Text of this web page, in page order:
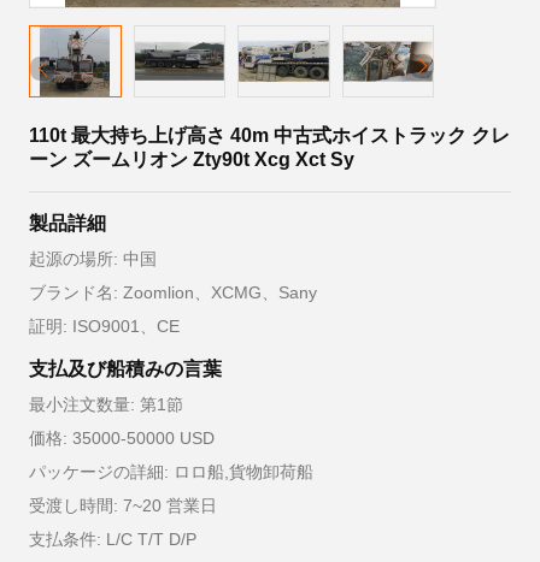
110t 最大持ち上げ高さ 40m 中古式ホイストラック クレ
ーン ズームリオン Zty90t Xcg Xct Sy
製品詳細
起源の場所: 中国
ブランド名: Zoomlion、XCMG、Sany
証明: ISO9001、CE
支払及び船積みの言葉
最小注文数量: 第1節
価格: 35000-50000 USD
パッケージの詳細: ロロ船,貨物卸荷船
受渡し時間: 7~20 営業日
支払条件: L/C T/T D/P